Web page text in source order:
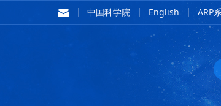
中国科学院 English ARP